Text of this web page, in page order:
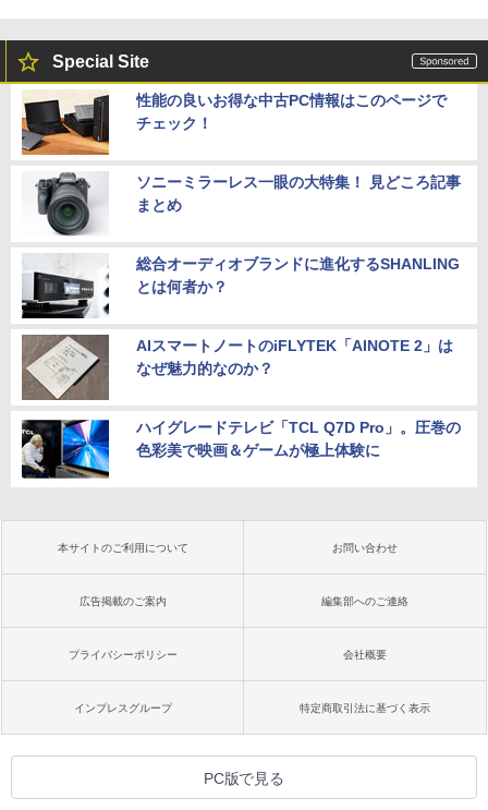
Special Site
性能の良いお得な中古PC情報はこのページで
チェック！
ソニーミラーレス一眼の大特集！ 見どころ記事
まとめ
総合オーディオブランドに進化するSHANLING
とは何者か？
AIスマートノートのiFLYTEK「AINOTE 2」は
なぜ魅力的なのか？
ハイグレードテレビ「TCL Q7D Pro」。圧巻の
色彩美で映画＆ゲームが極上体験に
本サイトのご利用について お問い合わせ
広告掲載のご案内 編集部へのご連絡
プライバシーポリシー 会社概要
インプレスグループ 特定商取引法に基づく表示
PC版で見る